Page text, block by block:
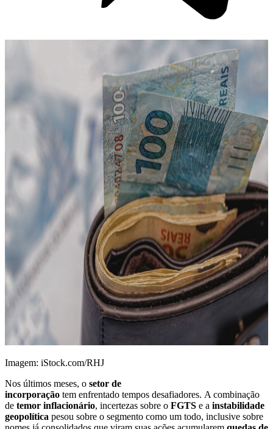
Imagem: iStock.com/RHJ
Nos últimos meses, o setor de
incorporação tem enfrentado tempos desafiadores. A combinação
de temor inflacionário, incertezas sobre o FGTS e a instabilidade
geopolítica pesou sobre o segmento como um todo, inclusive sobre